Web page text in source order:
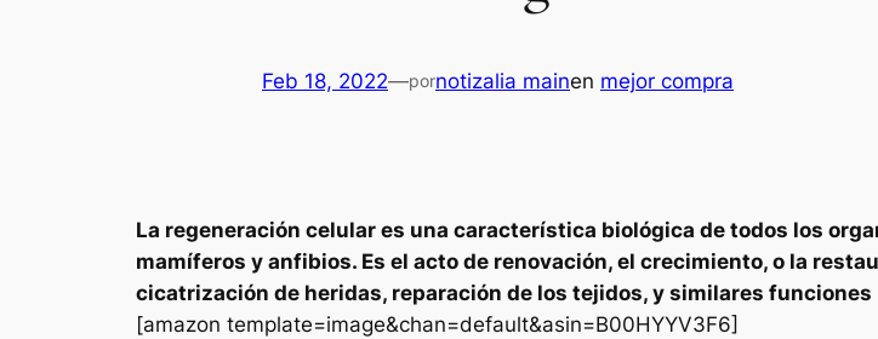
Feb 18, 2022—pornotizalia mainen mejor compra
La regeneración celular es una característica biológica de todos los
mamíferos y anfibios. Es el acto de renovación, el crecimiento, o la
cicatrización de heridas, reparación de los tejidos, y similares funciones
[amazon template=image&chan=default&asin=B00HYYV3F6]